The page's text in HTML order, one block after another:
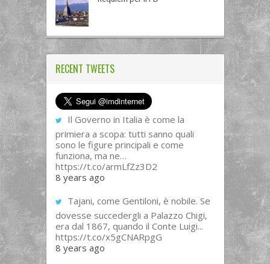
RECENT TWEETS
Il Governo in Italia è come la
primiera a scopa: tutti sanno quali
sono le figure principali e come
funziona, ma ne…
https://t.co/armLfZz3D2
8 years ago
Tajani, come Gentiloni, è nobile. Se
dovesse succedergli a Palazzo Chigi,
era dal 1867, quando il Conte Luigi...
https://t.co/x5gCNARpgG
8 years ago